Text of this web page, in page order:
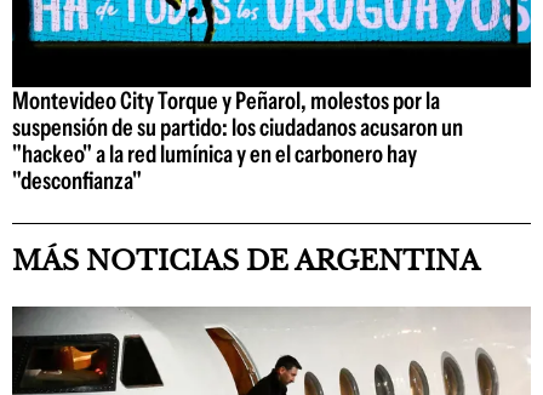
Montevideo City Torque y Peñarol, molestos por la
suspensión de su partido: los ciudadanos acusaron un
"hackeo" a la red lumínica y en el carbonero hay
"desconfianza"
MÁS NOTICIAS DE ARGENTINA